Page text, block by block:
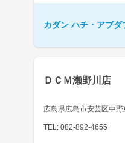
カダン ハチ・アブ
ＤＣＭ瀬野川店
広島県広島市安芸区中野
TEL: 082-892-4655